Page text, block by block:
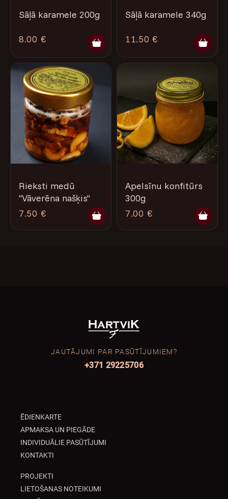
Sāļā karamele 200g
8.00 €
Sāļā karamele 340g
11.50 €
Rieksti medū
"Vāverēna našķis"
7.50 €
Apelsīnu konfitūrs
300g
7.00 €
JAUTĀJUMI PAR PASŪTĪJUMIEM?
+371 29225706
ĒDIENKARTE
APMAKSA UN PIEGĀDE
INDIVIDUĀLIE PASŪTĪJUMI
KONTAKTI
PROJEKTI
LIETOŠANAS NOTEIKUMI